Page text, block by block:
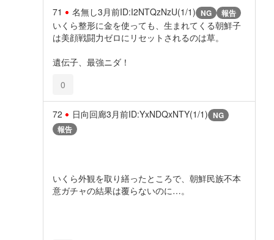
71 名無し3月前ID:I2NTQzNzU(1/1) NG 報告
いくら整形に金を使っても、生まれてくる朝鮮子
は美顔戦闘力ゼロにリセットされるのは草。
遺伝子、最強ニダ！
0
72 日向回廊3月前ID:YxNDQxNTY(1/1) NG
報告
いくら外観を取り繕ったところで、朝鮮民族不本
意ガチャの結果は覆らないのに…。